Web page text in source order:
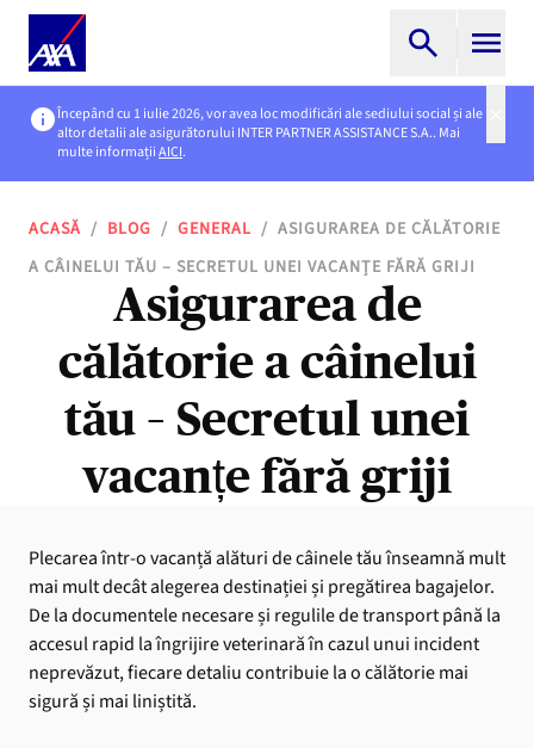
Începând cu 1 iulie 2026, vor avea loc modificări ale sediului social și ale
altor detalii ale asigurătorului INTER PARTNER ASSISTANCE S.A.. Mai
multe informațiiAICI.
ACASĂ / BLOG / GENERAL / ASIGURAREA DE CĂLĂTORIE
A CÂINELUI TĂU – SECRETUL UNEI VACANȚE FĂRĂ GRIJI
Asigurarea de
călătorie a câinelui
tău – Secretul unei
vacanțe fără griji
Plecarea într-o vacanță alături de câinele tău înseamnă mult
mai mult decât alegerea destinației și pregătirea bagajelor.
De la documentele necesare și regulile de transport până la
accesul rapid la îngrijire veterinară în cazul unui incident
neprevăzut, fiecare detaliu contribuie la o călătorie mai
sigură și mai liniștită.